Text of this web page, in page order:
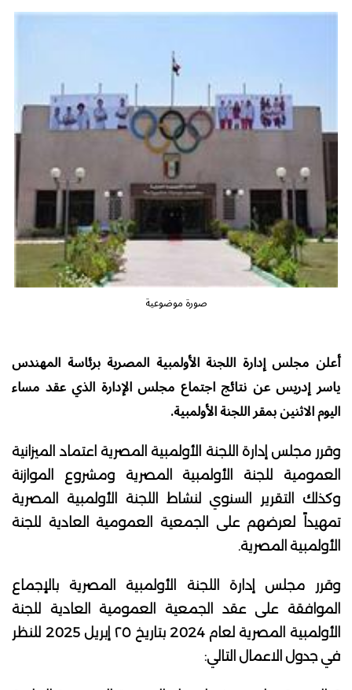
صورة موضوعية
أعلن مجلس إدارة اللجنة الأولمبية المصرية برئاسة المهندس
ياسر إدريس عن نتائج اجتماع مجلس الإدارة الذي عقد مساء
اليوم الاثنين بمقر اللجنة الأولمبية.
وقرر مجلس إدارة اللجنة الأولمبية المصرية اعتماد الميزانية
العمومية للجنة الأولمبية المصرية ومشروع الموازنة
وكذلك التقرير السنوي لنشاط اللجنة الأولمبية المصرية
تمهيداً لعرضهم على الجمعية العمومية العادية للجنة
الأولمبية المصرية.
وقرر مجلس إدارة اللجنة الأولمبية المصرية بالإجماع
الموافقة على عقد الجمعية العمومية العادية للجنة
الأولمبية المصرية لعام 2024 بتاريخ ٢٥ إبريل 2025 للنظر
في جدول الاعمال التالي: